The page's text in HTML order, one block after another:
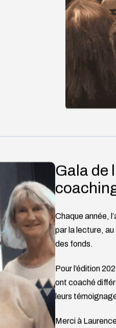
Gala de
Chaque année,
par la lecture,
des fonds.
Pour l’édition
ont coaché
leurs
Merci à